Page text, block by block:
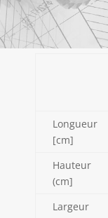
Longueur
[cm]
Hauteur
(cm]
Largeur